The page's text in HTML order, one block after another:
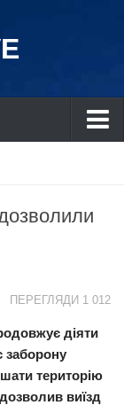
ПЕРЕГЛЯДИ 1 012
діяти
заборону
територію
виїзд